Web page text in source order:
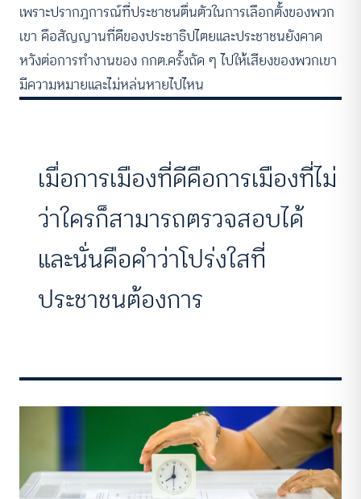
เพราะปรากฎการณ์ที่ประชาชนตื่นตัวในการเลือกตั้งของพวก
เขา คือสัญญานที่ดีของประชาธิปไตยและประชาชนยังคาด
หวังต่อการทำงานของ กกต.ครั้งถัด ๆ ไปให้เสียงของพวกเขา
มีความหมายและไม่หล่นหายไปไหน
เมื่อการเมืองที่ดีคือการเมืองที่ไม่
ว่าใครก็สามารถตรวจสอบได้
และนั่นคือคำว่าโปร่งใสที่
ประชาชนต้องการ